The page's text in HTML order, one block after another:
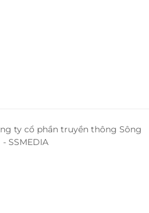
ty cổ phần truyền thông Sông
- SSMEDIA